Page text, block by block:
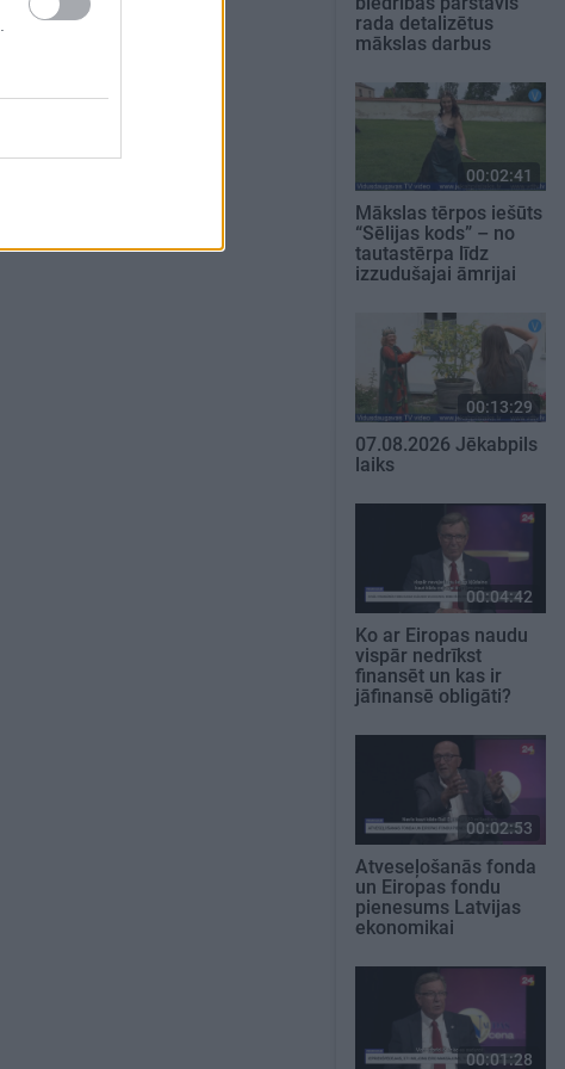
rada detalizētus
mākslas darbus
00:02:41
Mākslas tērpos iešūts
“Sēlijas kods” – no
tautastērpa līdz
izzudušajai āmrijai
00:13:29
07.08.2026 Jēkabpils
laiks
00:04:42
Ko ar Eiropas naudu
vispār nedrīkst
finansēt un kas ir
jāfinansē obligāti?
00:02:53
Atveseļošanās fonda
un Eiropas fondu
pienesums Latvijas
ekonomikai
00:01:28